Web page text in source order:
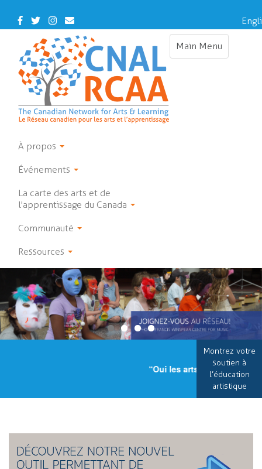
main
Facebook
TwitterInstagram
Contact
Us
Main Menu
Toggle
À propos
Événements
La carte des arts et de
l'apprentissage du Canada
Communauté
Ressources
“Oui les arts sont
Montrez votre
soutien à
l’éducation
artistique